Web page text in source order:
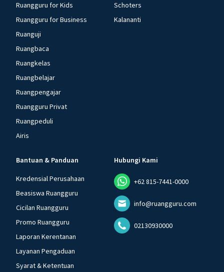
Ruangguru for Kids
Ruangguru for Business
Ruanguji
Ruangbaca
Ruangkelas
Ruangbelajar
Ruangpengajar
Ruangguru Privat
Ruangpeduli
Airis
Schoters
Kalananti
Bantuan & Panduan
Kredensial Perusahaan
Beasiswa Ruangguru
Cicilan Ruangguru
Promo Ruangguru
Laporan Kerentanan
Layanan Pengaduan
Syarat & Ketentuan
Hubungi Kami
+62 815-7441-0000
info@ruangguru.com
02130930000